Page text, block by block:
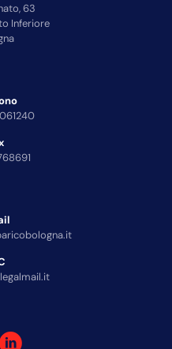
63
Inferiore